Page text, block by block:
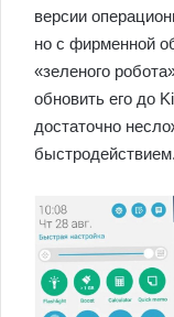
версии
но с фирменной
«зеленого
обновить его до
достаточно
быстродействием.